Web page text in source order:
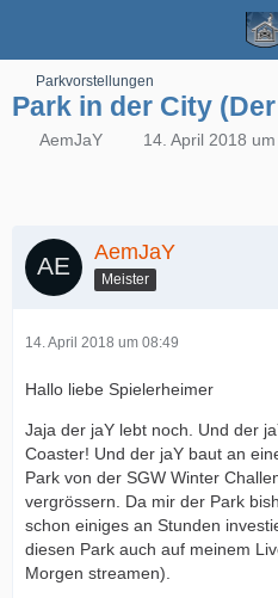
Parkvorstellungen
Park in der City
AemJaY 14. April 2018
AemJaY
Meister
14. April 2018 um 08:49
Hallo liebe Spielerheimer
Jaja der jaY lebt noch. Und der
Coaster! Und der jaY baut an
Park von der SGW Winter
vergrössern. Da mir der Park
schon einiges an Stunden
diesen Park auch auf meinem
Morgen streamen).